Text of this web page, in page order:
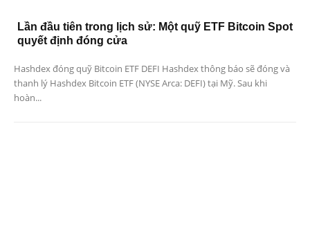
Lần đầu tiên trong lịch sử: Một quỹ ETF Bitcoin Spot
quyết định đóng cửa
Hashdex đóng quỹ Bitcoin ETF DEFI Hashdex thông báo sẽ đóng và
thanh lý Hashdex Bitcoin ETF (NYSE Arca: DEFI) tại Mỹ. Sau khi
hoàn...